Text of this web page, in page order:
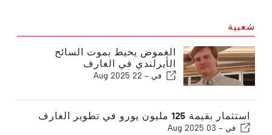
شعبية
الغموض يحيط بموت السائح
الأيرلندي في الغارف
في - 22 Aug 2025
استثمار بقيمة 125 مليون يورو في تطوير الغارف
في - 03 Aug 2025